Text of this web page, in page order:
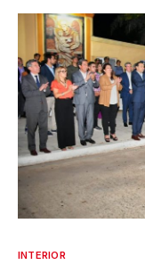
INTERIOR